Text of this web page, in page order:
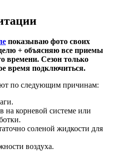
показываю фото своих
+ объясняю все приемы
времени. Сезон только
время подключиться.
по следующим причинам:
на корневой системе или
соленой жидкости для
воздуха.